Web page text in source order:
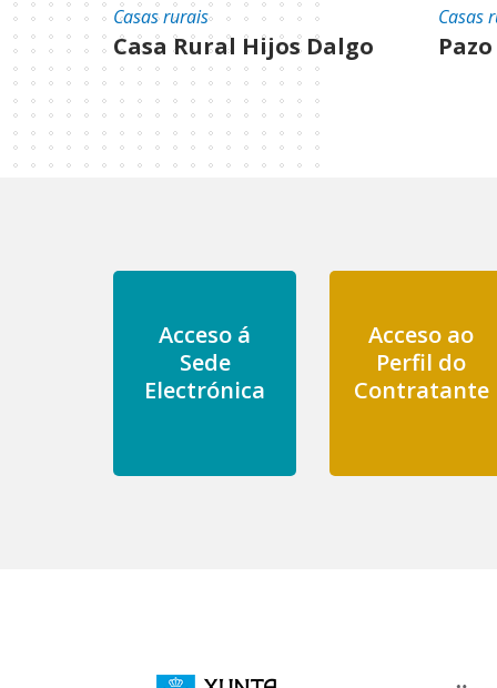
Casas rurais
Casa Rural Hijos Dalgo
Casas
Acceso á
Sede
Electrónica
Acceso ao
Perfil do
Contratante